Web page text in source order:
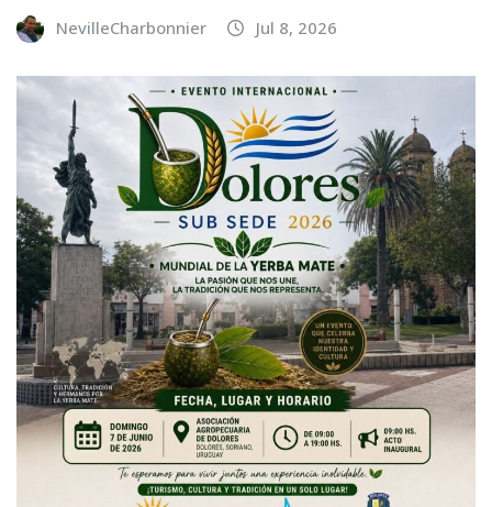
NevilleCharbonnier Jul 8, 2026